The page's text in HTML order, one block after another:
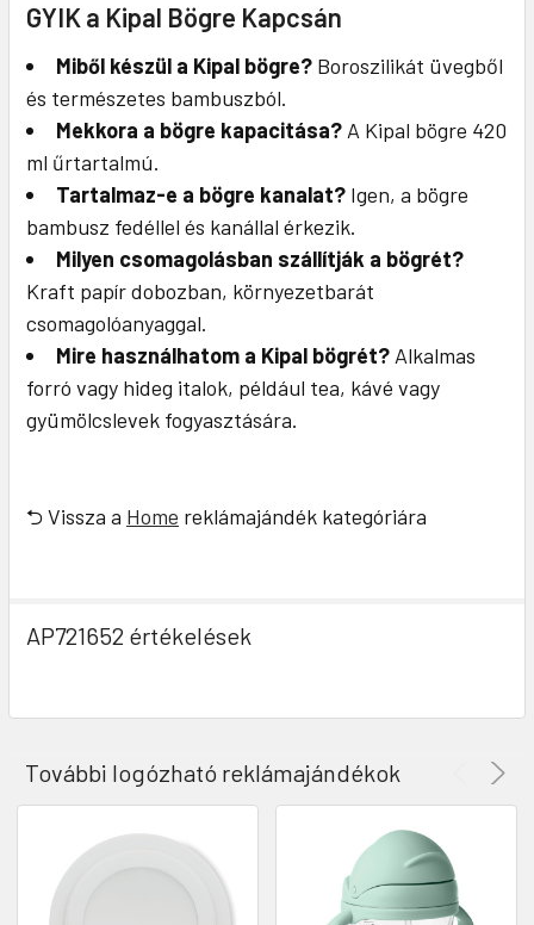
GYIK a Kipal Bögre Kapcsán
Miből készül a Kipal bögre? Boroszilikát üvegből
és természetes bambuszból.
Mekkora a bögre kapacitása? A Kipal bögre 420
ml űrtartalmú.
Tartalmaz-e a bögre kanalat? Igen, a bögre
bambusz fedéllel és kanállal érkezik.
Milyen csomagolásban szállítják a bögrét?
Kraft papír dobozban, környezetbarát
csomagolóanyaggal.
Mire használhatom a Kipal bögrét? Alkalmas
forró vagy hideg italok, például tea, kávé vagy
gyümölcslevek fogyasztására.
⮌ Vissza a Home reklámajándék kategóriára
AP721652 értékelések
További logózható reklámajándékok